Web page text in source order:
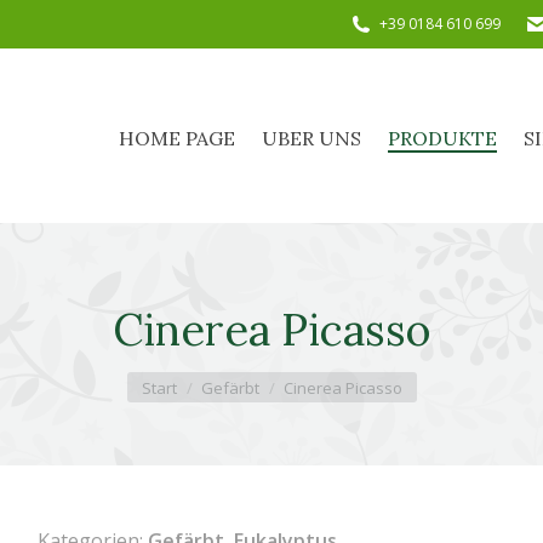
+39 0184 610 699
HOME PAGE UBER UNS PRODUKTE
Cinerea Picasso
Sie befinden sich hier:
Start Gefärbt Cinerea Picasso
HOME PAGE UBER UNS PRODUKTE